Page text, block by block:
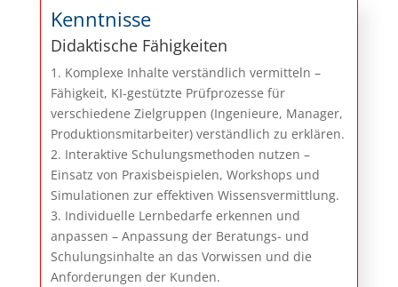
Kenntnisse
Didaktische Fähigkeiten
1. Komplexe Inhalte verständlich vermitteln –
Fähigkeit, KI-gestützte Prüfprozesse für
verschiedene Zielgruppen (Ingenieure, Manager,
Produktionsmitarbeiter) verständlich zu erklären.
2. Interaktive Schulungsmethoden nutzen –
Einsatz von Praxisbeispielen, Workshops und
Simulationen zur effektiven Wissensvermittlung.
3. Individuelle Lernbedarfe erkennen und
anpassen – Anpassung der Beratungs- und
Schulungsinhalte an das Vorwissen und die
Anforderungen der Kunden.